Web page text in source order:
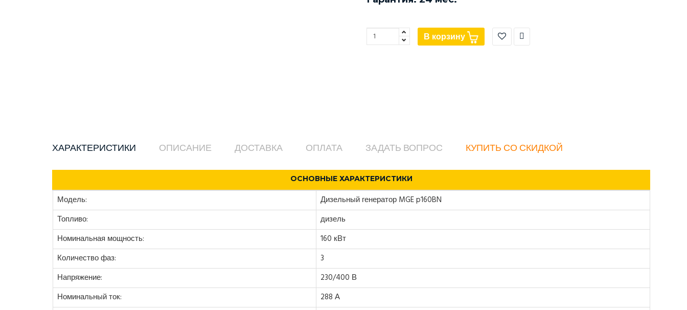
В корзину
ХАРАКТЕРИСТИКИ ОПИСАНИЕ ДОСТАВКА ОПЛАТА ЗАДАТЬ ВОПРОС КУПИТЬ СО СКИДКОЙ
ОСНОВНЫЕ ХАРАКТЕРИСТИКИ
Модель:
Дизельный генератор MGE p160BN
Топливо:
дизель
Номинальная мощность:
160 кВт
Количество фаз:
3
Напряжение:
230/400 В
Номинальный ток:
288 А